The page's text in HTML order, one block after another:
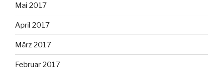
Mai 2017
April 2017
März 2017
Februar 2017